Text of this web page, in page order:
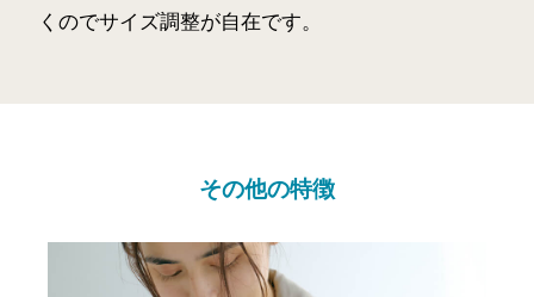
コラントッテRESNO アイマス
サイズ：M
ショッピングカートを見る
くのでサイズ調整が自在です。
その他の特徴